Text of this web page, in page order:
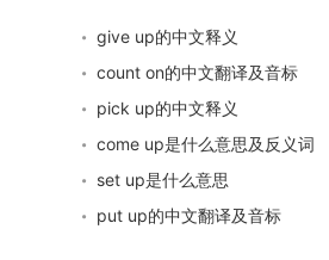
give up的中文释义
count on的中文翻译及音标
pick up的中文释义
come up是什么意思及反义词
set up是什么意思
put up的中文翻译及音标